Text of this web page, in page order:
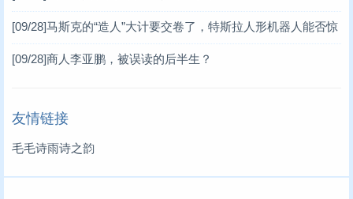
[09/28]马斯克的“造人”大计要交卷了，特斯拉人形机器人能否惊
艳行业？
[09/28]商人李亚鹏，被误读的后半生？
友情链接
毛毛诗雨诗之韵